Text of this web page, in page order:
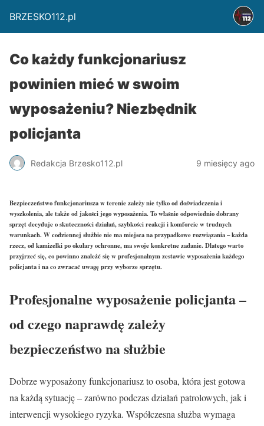
BRZESKO112.pl
Co każdy funkcjonariusz
powinien mieć w swoim
wyposażeniu? Niezbędnik
policjanta
Redakcja Brzesko112.pl 9 miesięcy ago
Bezpieczeństwo funkcjonariusza w terenie zależy nie tylko od doświadczenia i
wyszkolenia, ale także od jakości jego wyposażenia. To właśnie odpowiednio dobrany
sprzęt decyduje o skuteczności działań, szybkości reakcji i komforcie w trudnych
warunkach. W codziennej służbie nie ma miejsca na przypadkowe rozwiązania – każda
rzecz, od kamizelki po okulary ochronne, ma swoje konkretne zadanie. Dlatego warto
przyjrzeć się, co powinno znaleźć się w profesjonalnym zestawie wyposażenia każdego
policjanta i na co zwracać uwagę przy wyborze sprzętu.
Profesjonalne wyposażenie policjanta –
od czego naprawdę zależy
bezpieczeństwo na służbie
Dobrze wyposażony funkcjonariusz to osoba, która jest gotowa
na każdą sytuację – zarówno podczas działań patrolowych, jak i
interwencji wysokiego ryzyka. Współczesna służba wymaga